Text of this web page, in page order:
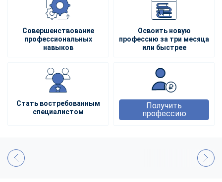
Совершенствование
профессиональных
навыков
Освоить новую
профессию за три месяца
или быстрее
Стать востребованным
специалистом
Получить
профессию